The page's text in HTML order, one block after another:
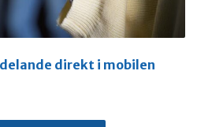
direkt i mobilen